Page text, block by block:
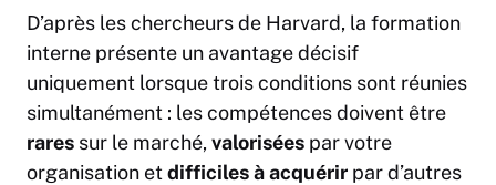
D’après les chercheurs de Harvard, la formation
interne présente un avantage décisif
uniquement lorsque trois conditions sont réunies
simultanément : les compétences doivent être
rares sur le marché, valorisées par votre
organisation etdifficiles à acquérir par d’autres